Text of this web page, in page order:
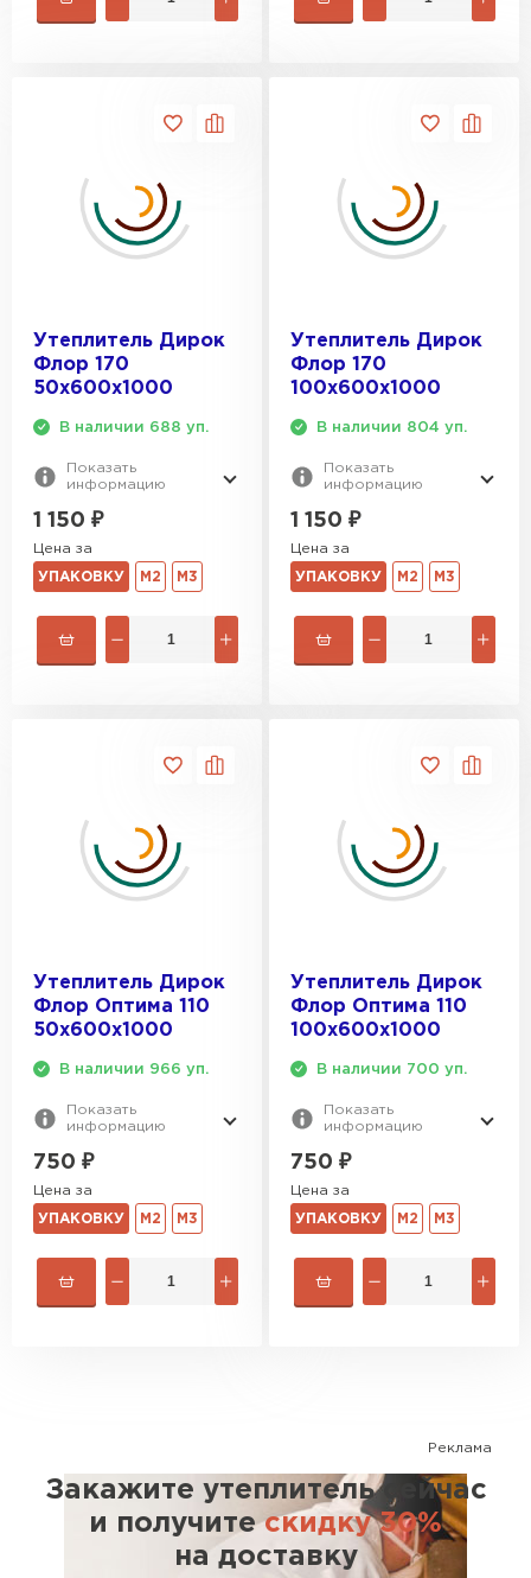
Утеплитель Дирок
Флор 170
50х600х1000
В наличии 688 уп.
Показать
информацию
1 150 ₽
Цена за
УПАКОВКУ М2 М3
Утеплитель Дирок
Флор 170
100х600х1000
В наличии 804 уп.
Показать
информацию
1 150 ₽
Цена за
УПАКОВКУ М2 М3
Утеплитель Дирок
Флор Оптима 110
50х600х1000
В наличии 966 уп.
Показать
информацию
750 ₽
Цена за
УПАКОВКУ М2 М3
Утеплитель Дирок
Флор Оптима 110
100х600х1000
В наличии 700 уп.
Показать
информацию
750 ₽
Цена за
УПАКОВКУ М2 М3
Реклама
Закажите утеплитель сейчас
и получитескидку 30%
на доставку